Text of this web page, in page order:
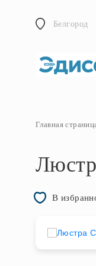
Белгород
Главная
В